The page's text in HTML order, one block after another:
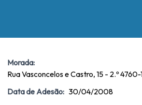
Morada:
Rua Vasconcelos e Castro, 15 - 2.º
Data de Adesão: 30/04/2008